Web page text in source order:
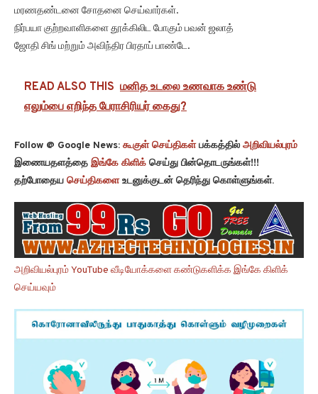
மரணதண்டனை சோதனை செய்வார்கள்.
நிர்பயா குற்றவாளிகளை தூக்கிலிட போகும் பவன் ஜலாத்
ஜோதி சிங் மற்றும் அவிந்திர பிரதாப் பாண்டே.
READ ALSO THIS மனித உடலை உணவாக உண்டு
எலும்பை எறிந்த பேராசிரியர் கைது?
Follow @ Google News: கூகுள் செய்திகள்பக்கத்தில் அறிவியல்புரம்
இணையதளத்தை இங்கே கிளிக் செய்து பின்தொடருங்கள்!!!
தற்போதைய செய்திகளைஉடனுக்குடன் தெரிந்து கொள்ளுங்கள்.
அறிவியல்புரம் YouTube வீடியோக்களை கண்டுகளிக்க இங்கே கிளிக்
செய்யவும்